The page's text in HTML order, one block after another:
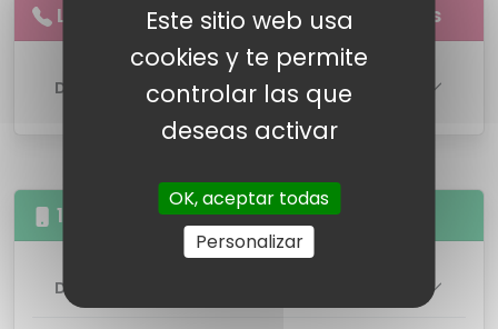
Llamadasilimitadasafijosy móviles
DETALLES DE LA LINEA
15GB Llamadas illimitas
DETALLES DE LA TARIFA
Este sitio web usa
cookies y te permite
controlar las que
deseas activar
OK, aceptar todas
Personalizar